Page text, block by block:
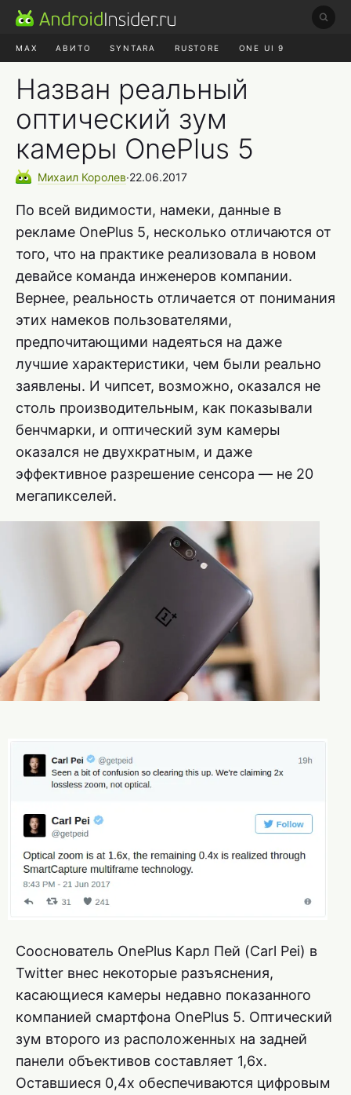
MAX АВИТО SYNTARA RUSTORE ONE UI 9
Назван реальный
оптический зум
камеры OnePlus 5
Михаил Королев∙22.06.2017
По всей видимости, намеки, данные в
рекламе OnePlus 5, несколько отличаются от
того, что на практике реализовала в новом
девайсе команда инженеров компании.
Вернее, реальность отличается от понимания
этих намеков пользователями,
предпочитающими надеяться на даже
лучшие характеристики, чем были реально
заявлены. И чипсет, возможно, оказался не
столь производительным, как показывали
бенчмарки, и оптический зум камеры
оказался не двухкратным, и даже
эффективное разрешение сенсора — не 20
мегапикселей.
Сооснователь OnePlus Карл Пей (Carl Pei) в
Twitter внес некоторые разъяснения,
касающиеся камеры недавно показанного
компанией смартфона OnePlus 5. Оптический
зум второго из расположенных на задней
панели объективов составляет 1,6х.
Оставшиеся 0,4х обеспечиваются цифровым